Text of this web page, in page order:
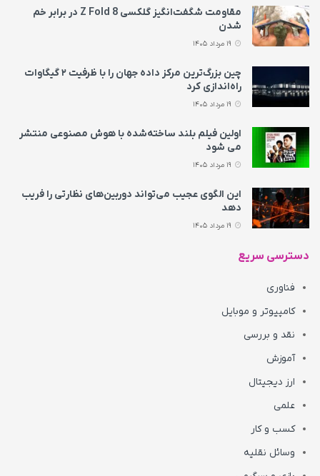
مقاومت شگفت‌انگیز گلکسی Z Fold 8 در برابر خم
شدن
چین بزرگ‌ترین مرکز داده جهان را با ظرفیت ۲ گیگاوات
راه‌اندازی کرد
اولین فیلم بلند ساخته‌شده با هوش مصنوعی منتشر
می‌ شود
این الگوی عجیب می‌تواند دوربین‌های نظارتی را فریب
دهد
دسترسی سریع
فناوری
کامپیوتر و موبایل
نقد و بررسی
آموزش
ارز دیجیتال
علمی
کسب و کار
وسائل نقلیه